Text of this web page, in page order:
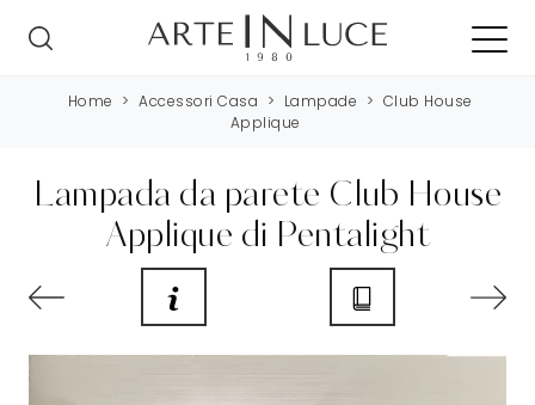
Home > Accessori Casa > Lampade > Club House
Applique
Lampada da parete Club House
Applique di Pentalight